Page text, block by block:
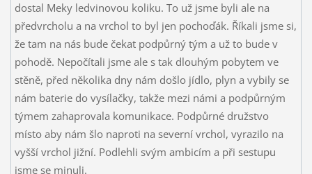
dostal Meky ledvinovou koliku. To už jsme byli ale na
předvrcholu a na vrchol to byl jen pochoďák. Říkali jsme si,
že tam na nás bude čekat podpůrný tým a už to bude v
pohodě. Nepočítali jsme ale s tak dlouhým pobytem ve
stěně, před několika dny nám došlo jídlo, plyn a vybily se
nám baterie do vysílačky, takže mezi námi a podpůrným
týmem zahaprovala komunikace. Podpůrné družstvo
místo aby nám šlo naproti na severní vrchol, vyrazilo na
vyšší vrchol jižní. Podlehli svým ambicím a při sestupu
jsme se minuli.